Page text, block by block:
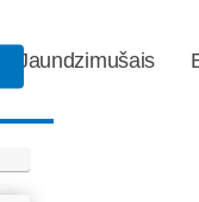
Jaundzimušais